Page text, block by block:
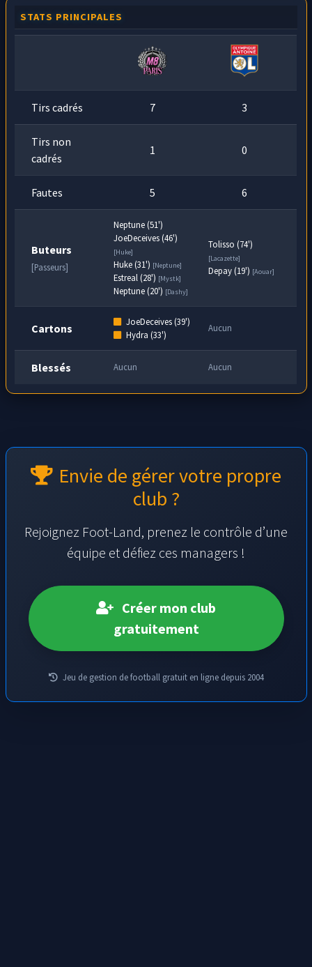
STATS PRINCIPALES
Tirs cadrés 7 3
Tirs non
cadrés
1 0
Fautes 5 6
Buteurs
[Passeurs]
Neptune (51')
JoeDeceives (46')
[Huke]
Huke (31') [Neptune]
Estreal (28') [Mystk]
Neptune (20') [Dashy]
Tolisso (74')
[Lacazette]
Depay (19') [Aouar]
Cartons
JoeDeceives (39')
Hydra (33')
Aucun
Blessés Aucun Aucun
Envie de gérer votre propre
club ?
Rejoignez Foot-Land, prenez le contrôle d’une
équipe et défiez ces managers !
Créer mon club
gratuitement
Jeu de gestion de football gratuit en ligne depuis 2004